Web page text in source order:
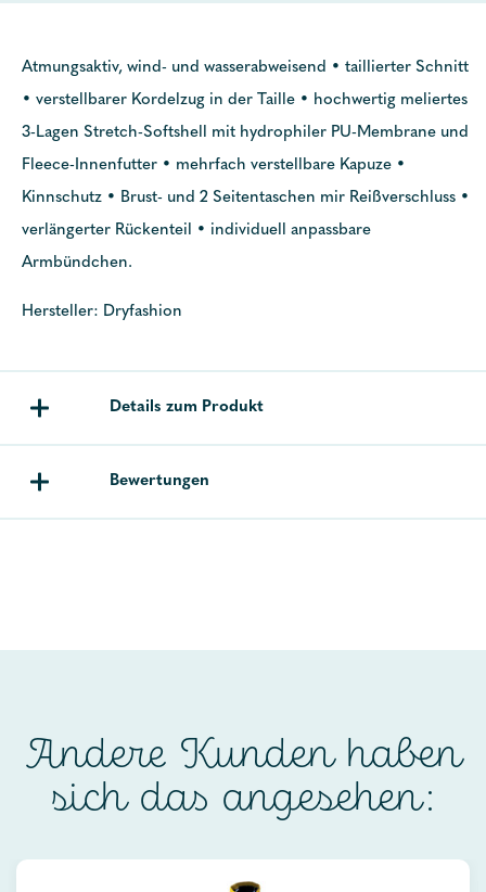
Atmungsaktiv, wind- und wasserabweisend • taillierter Schnitt
• verstellbarer Kordelzug in der Taille • hochwertig meliertes
3-Lagen Stretch-Softshell mit hydrophiler PU-Membrane und
Fleece-Innenfutter • mehrfach verstellbare Kapuze •
Kinnschutz • Brust- und 2 Seitentaschen mir Reißverschluss •
verlängerter Rückenteil • individuell anpassbare
Armbündchen.
Hersteller: Dryfashion
Details zum Produkt
Bewertungen
Andere Kunden haben
sich das angesehen: